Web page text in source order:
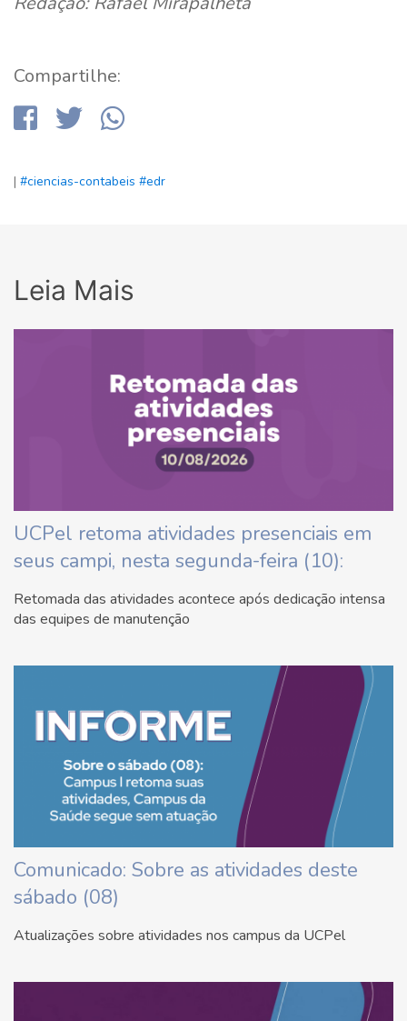
Compartilhe:
| #ciencias-contabeis #edr
Leia Mais
UCPel retoma atividades presenciais em
seus campi, nesta segunda-feira (10):
Retomada das atividades acontece após dedicação intensa
das equipes de manutenção
Comunicado: Sobre as atividades deste
sábado (08)
Atualizações sobre atividades nos campus da UCPel